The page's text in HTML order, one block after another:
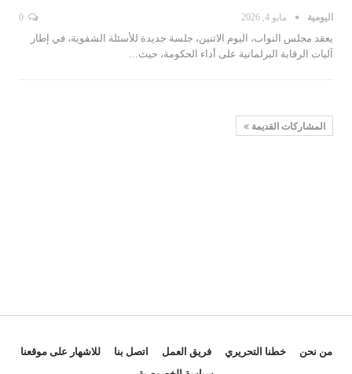
اليومية مايو 4, 2026
يعقد مجلس النواب، اليوم الاثنين، جلسة جديدة للأسئلة الشفوية، في إطار
آليات الرقابة البرلمانية على أداء الحكومة، حيث…
المشاركات القديمة
من نحن خطنا التحريري فريق العمل اتصل بنا
للاشهار على موقعنا